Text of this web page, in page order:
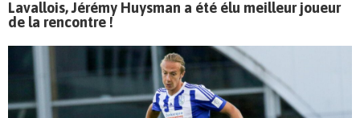
Lavallois, Jérémy Huysman a été élu meilleur joueur
de la rencontre !